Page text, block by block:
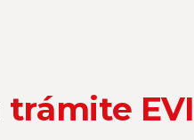
trámite